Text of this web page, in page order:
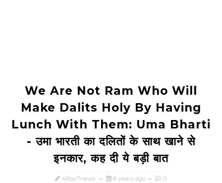
We Are Not Ram Who Will
Make Dalits Holy By Having
Lunch With Them: Uma Bharti
- उमा भारती का दलितों के साथ खाने से
इनकार, कह दी ये बड़ी बात
48by7news 8 years ago 0